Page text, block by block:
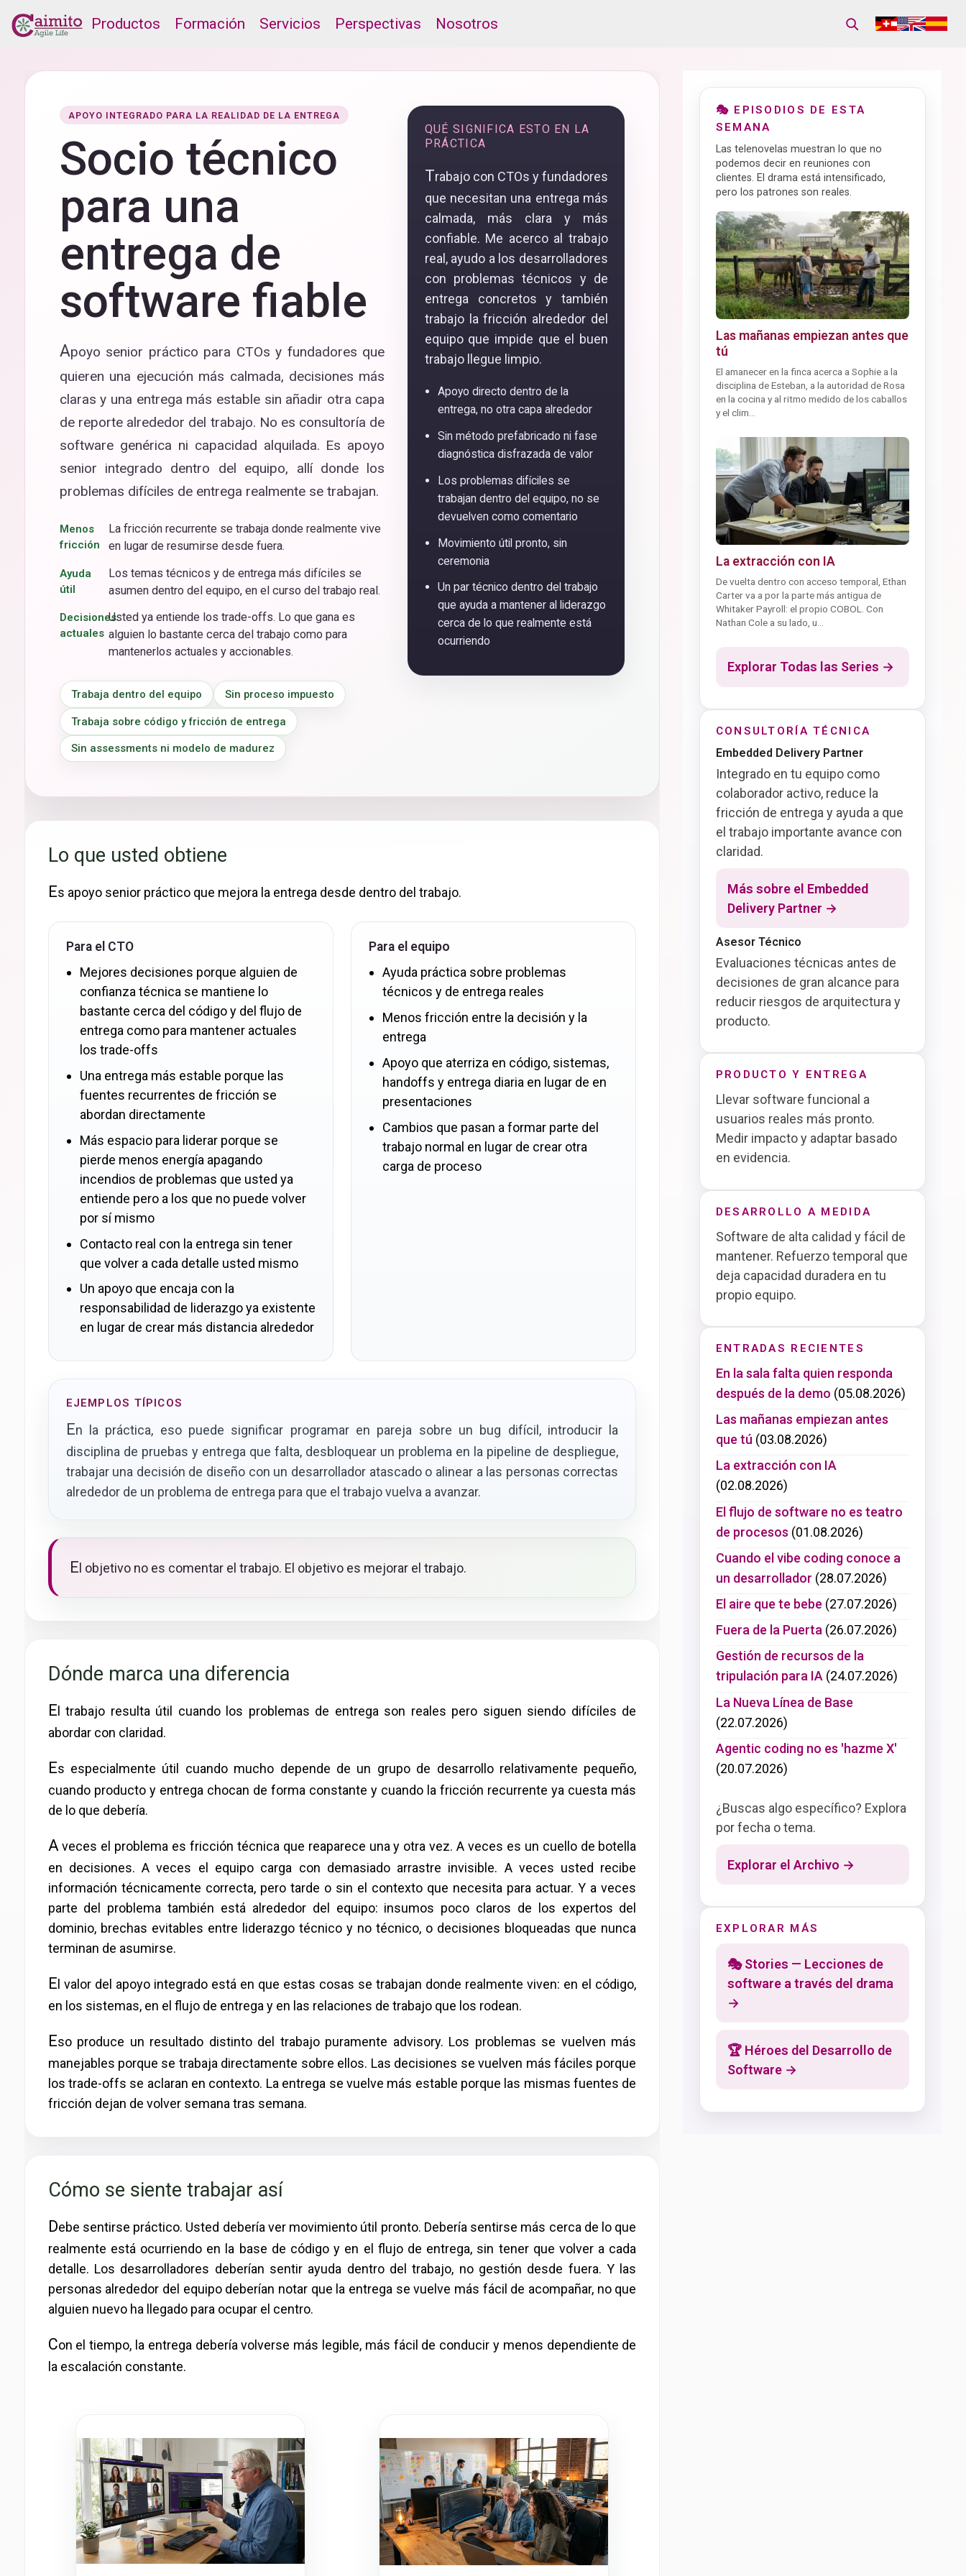
Productos Formación Servicios Perspectivas Nosotros
APOYO INTEGRADO PARA LA REALIDAD DE LA ENTREGA
Socio técnico
para una
entrega de
software fiable
Apoyo senior práctico para CTOs y fundadores que
quieren una ejecución más calmada, decisiones más
claras y una entrega más estable sin añadir otra capa
de reporte alrededor del trabajo. No es consultoría de
software genérica ni capacidad alquilada. Es apoyo
senior integrado dentro del equipo, allí donde los
problemas difíciles de entrega realmente se trabajan.
Menos
fricción
La fricción recurrente se trabaja donde realmente vive
en lugar de resumirse desde fuera.
Ayuda
útil
Los temas técnicos y de entrega más difíciles se
asumen dentro del equipo, en el curso del trabajo real.
Decisiones
actuales
Usted ya entiende los trade-offs. Lo que gana es
alguien lo bastante cerca del trabajo como para
mantenerlos actuales y accionables.
Trabaja dentro del equipo Sin proceso impuesto
Trabaja sobre código y fricción de entrega
Sin assessments ni modelo de madurez
QUÉ SIGNIFICA ESTO EN LA
PRÁCTICA
Trabajo con CTOs y fundadores
que necesitan una entrega más
calmada, más clara y más
confiable. Me acerco al trabajo
real, ayudo a los desarrolladores
con problemas técnicos y de
entrega concretos y también
trabajo la fricción alrededor del
equipo que impide que el buen
trabajo llegue limpio.
Apoyo directo dentro de la
entrega, no otra capa alrededor
Sin método prefabricado ni fase
diagnóstica disfrazada de valor
Los problemas difíciles se
trabajan dentro del equipo, no se
devuelven como comentario
Movimiento útil pronto, sin
ceremonia
Un par técnico dentro del trabajo
que ayuda a mantener al liderazgo
cerca de lo que realmente está
ocurriendo
Lo que usted obtiene
Es apoyo senior práctico que mejora la entrega desde dentro del trabajo.
Para el CTO
Mejores decisiones porque alguien de
confianza técnica se mantiene lo
bastante cerca del código y del flujo de
entrega como para mantener actuales
los trade-offs
Una entrega más estable porque las
fuentes recurrentes de fricción se
abordan directamente
Más espacio para liderar porque se
pierde menos energía apagando
incendios de problemas que usted ya
entiende pero a los que no puede volver
por sí mismo
Contacto real con la entrega sin tener
que volver a cada detalle usted mismo
Un apoyo que encaja con la
responsabilidad de liderazgo ya existente
en lugar de crear más distancia alrededor
Para el equipo
Ayuda práctica sobre problemas
técnicos y de entrega reales
Menos fricción entre la decisión y la
entrega
Apoyo que aterriza en código, sistemas,
handoffs y entrega diaria en lugar de en
presentaciones
Cambios que pasan a formar parte del
trabajo normal en lugar de crear otra
carga de proceso
EJEMPLOS TÍPICOS
En la práctica, eso puede significar programar en pareja sobre un bug difícil, introducir la
disciplina de pruebas y entrega que falta, desbloquear un problema en la pipeline de despliegue,
trabajar una decisión de diseño con un desarrollador atascado o alinear a las personas correctas
alrededor de un problema de entrega para que el trabajo vuelva a avanzar.
El objetivo no es comentar el trabajo. El objetivo es mejorar el trabajo.
Dónde marca una diferencia
El trabajo resulta útil cuando los problemas de entrega son reales pero siguen siendo difíciles de
abordar con claridad.
Es especialmente útil cuando mucho depende de un grupo de desarrollo relativamente pequeño,
cuando producto y entrega chocan de forma constante y cuando la fricción recurrente ya cuesta más
de lo que debería.
A veces el problema es fricción técnica que reaparece una y otra vez. A veces es un cuello de botella
en decisiones. A veces el equipo carga con demasiado arrastre invisible. A veces usted recibe
información técnicamente correcta, pero tarde o sin el contexto que necesita para actuar. Y a veces
parte del problema también está alrededor del equipo: insumos poco claros de los expertos del
dominio, brechas evitables entre liderazgo técnico y no técnico, o decisiones bloqueadas que nunca
terminan de asumirse.
El valor del apoyo integrado está en que estas cosas se trabajan donde realmente viven: en el código,
en los sistemas, en el flujo de entrega y en las relaciones de trabajo que los rodean.
Eso produce un resultado distinto del trabajo puramente advisory. Los problemas se vuelven más
manejables porque se trabaja directamente sobre ellos. Las decisiones se vuelven más fáciles porque
los trade-offs se aclaran en contexto. La entrega se vuelve más estable porque las mismas fuentes de
fricción dejan de volver semana tras semana.
Cómo se siente trabajar así
Debe sentirse práctico. Usted debería ver movimiento útil pronto. Debería sentirse más cerca de lo que
realmente está ocurriendo en la base de código y en el flujo de entrega, sin tener que volver a cada
detalle. Los desarrolladores deberían sentir ayuda dentro del trabajo, no gestión desde fuera. Y las
personas alrededor del equipo deberían notar que la entrega se vuelve más fácil de acompañar, no que
alguien nuevo ha llegado para ocupar el centro.
Con el tiempo, la entrega debería volverse más legible, más fácil de conducir y menos dependiente de
la escalación constante.
🎭 EPISODIOS DE ESTA
SEMANA
Las telenovelas muestran lo que no
podemos decir en reuniones con
clientes. El drama está intensificado,
pero los patrones son reales.
Las mañanas empiezan antes que
tú
El amanecer en la finca acerca a Sophie a la
disciplina de Esteban, a la autoridad de Rosa
en la cocina y al ritmo medido de los caballos
y el clim...
La extracción con IA
De vuelta dentro con acceso temporal, Ethan
Carter va a por la parte más antigua de
Whitaker Payroll: el propio COBOL. Con
Nathan Cole a su lado, u...
Explorar Todas las Series →
CONSULTORÍA TÉCNICA
Embedded Delivery Partner
Integrado en tu equipo como
colaborador activo, reduce la
fricción de entrega y ayuda a que
el trabajo importante avance con
claridad.
Más sobre el Embedded
Delivery Partner →
Asesor Técnico
Evaluaciones técnicas antes de
decisiones de gran alcance para
reducir riesgos de arquitectura y
producto.
PRODUCTO Y ENTREGA
Llevar software funcional a
usuarios reales más pronto.
Medir impacto y adaptar basado
en evidencia.
DESARROLLO A MEDIDA
Software de alta calidad y fácil de
mantener. Refuerzo temporal que
deja capacidad duradera en tu
propio equipo.
ENTRADAS RECIENTES
En la sala falta quien responda
después de la demo (05.08.2026)
Las mañanas empiezan antes
que tú (03.08.2026)
La extracción con IA
(02.08.2026)
El flujo de software no es teatro
de procesos (01.08.2026)
Cuando el vibe coding conoce a
un desarrollador (28.07.2026)
El aire que te bebe (27.07.2026)
Fuera de la Puerta (26.07.2026)
Gestión de recursos de la
tripulación para IA(24.07.2026)
La Nueva Línea de Base
(22.07.2026)
Agentic coding no es 'hazme X'
(20.07.2026)
¿Buscas algo específico? Explora
por fecha o tema.
Explorar el Archivo →
EXPLORAR MÁS
🎭 Stories — Lecciones de
software a través del drama
→
🏆 Héroes del Desarrollo de
Software →